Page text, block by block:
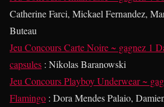
Catherine Farci, Mickael Fernandez,
Buteau
Jeu Concours Carte Noire ~ gagnez 1
capsules : Nikolas Baranowski
Jeu Concours Playboy Underwear ~
Flamingo : Dora Mendes Palaio,